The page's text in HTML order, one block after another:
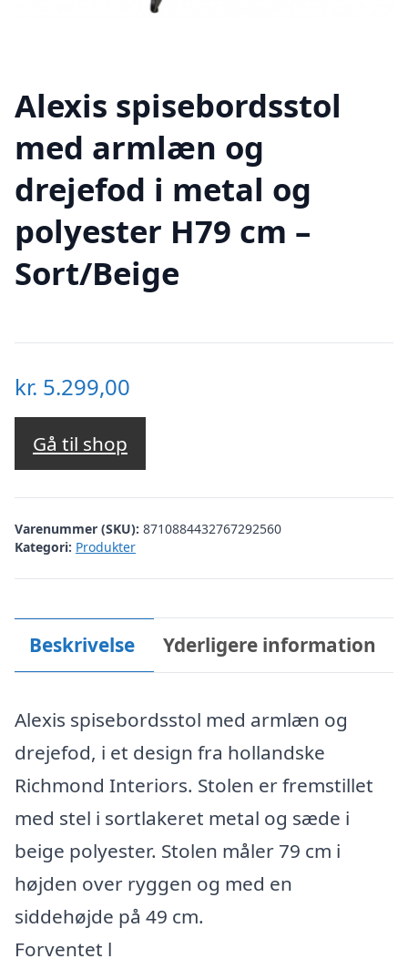
Alexis spisebordsstol
med armlæn og
drejefod i metal og
polyester H79 cm –
Sort/Beige
kr. 5.299,00
Gå til shop
Varenummer (SKU): 8710884432767292560
Kategori: Produkter
Beskrivelse Yderligere information
Alexis spisebordsstol med armlæn og
drejefod, i et design fra hollandske
Richmond Interiors. Stolen er fremstillet
med stel i sortlakeret metal og sæde i
beige polyester. Stolen måler 79 cm i
højden over ryggen og med en
siddehøjde på 49 cm.
Forventet l